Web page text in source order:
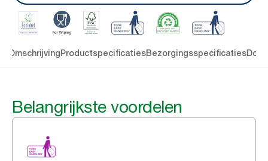
OmschrijvingProductspecificatiesBezorgingsspecificaties
Belangrijkste voordelen